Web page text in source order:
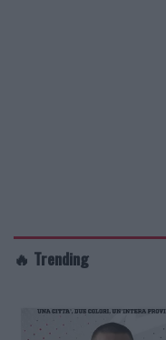
🔥 Trending